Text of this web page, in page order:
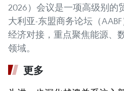
2026）会议是一项高级别的
大利亚-东盟商务论坛（
经济对接，重点聚焦能源、
领域。
更多